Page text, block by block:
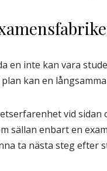
en inte kan vara
kan en
vid sidan
sällan enbart en
ta nästa steg efter